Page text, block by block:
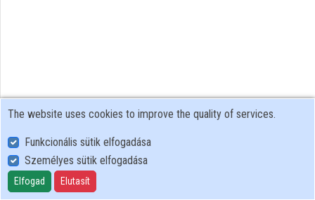
User Policy
Adatkezelési tájékoztató (en)
Cookie Policy
The website uses cookies to improve the quality of services.
Funkcionális sütik elfogadása
Személyes sütik elfogadása
Elfogad Elutasít